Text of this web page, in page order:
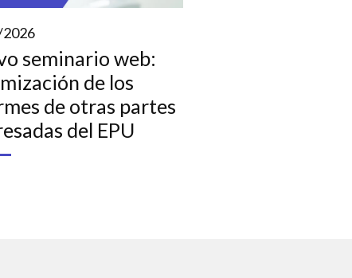
seminario web:
de los
de otras partes
del EPU